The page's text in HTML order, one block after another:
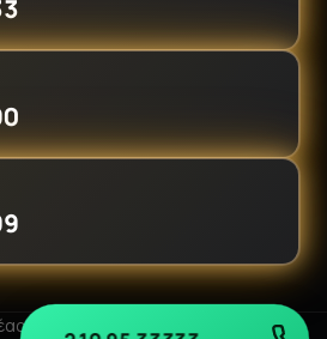
«Ο Νίκος». Με επιφύλαξη παντός